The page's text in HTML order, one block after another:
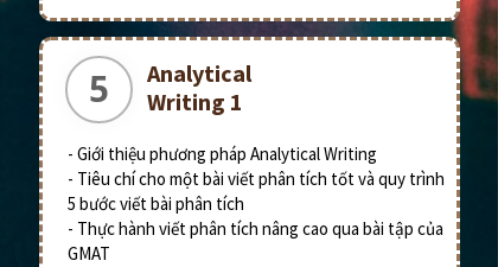
Analytical
Writing 1
- Giới thiệu phương pháp Analytical Writing
- Tiêu chí cho một bài viết phân tích tốt và quy trình
5 bước viết bài phân tích
- Thực hành viết phân tích nâng cao qua bài tập của
GMAT
5